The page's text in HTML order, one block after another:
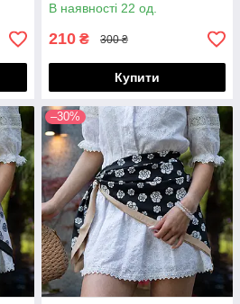
В наявності 22 од.
210 ₴ 300 ₴
Купити
–30%